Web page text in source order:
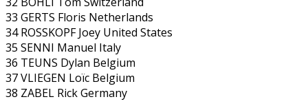
33 GERTS Floris Netherlands
34 ROSSKOPF Joey United States
35 SENNI Manuel Italy
36 TEUNS Dylan Belgium
37 VLIEGEN Loïc Belgium
38 ZABEL Rick Germany